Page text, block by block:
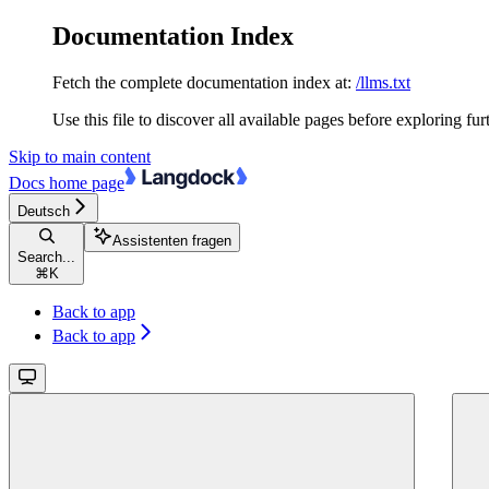
Documentation Index
Fetch the complete documentation index at: /llms.txt
Use this file to discover all available pages before exploring
Skip to main content
Docs home page
Deutsch
Search...
⌘ K
Assistenten fragen
Back to app
Back to app